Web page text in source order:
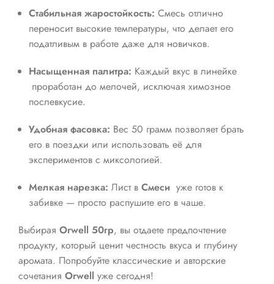
Стабильная жаростойкость: Смесь отлично
переносит высокие температуры, что делает его
податливым в работе даже для новичков.
Насыщенная палитра: Каждый вкус в линейке
проработан до мелочей, исключая химозное
послевкусие.
Удобная фасовка: Вес 50 грамм позволяет брать
его в поездки или использовать её для
экспериментов с миксологией.
Мелкая нарезка: Лист в Смеси уже готов к
забивке — просто распушите его в чаше.
Выбирая Orwell 50гр, вы отдаете предпочтение
продукту, который ценит честность вкуса и глубину
аромата. Попробуйте классические и авторские
сочетания Orwell уже сегодня!